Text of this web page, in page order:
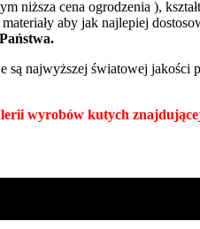
niższa cena ogrodzenia ),
aby jak najlepiej
najwyższej światowej jakości
wyrobów kutych